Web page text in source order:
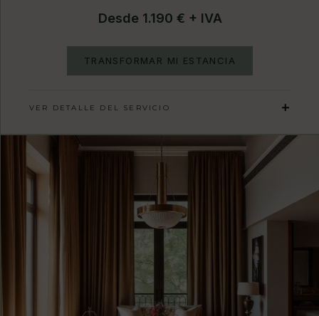
Desde 1.190 € + IVA
TRANSFORMAR MI ESTANCIA
VER DETALLE DEL SERVICIO